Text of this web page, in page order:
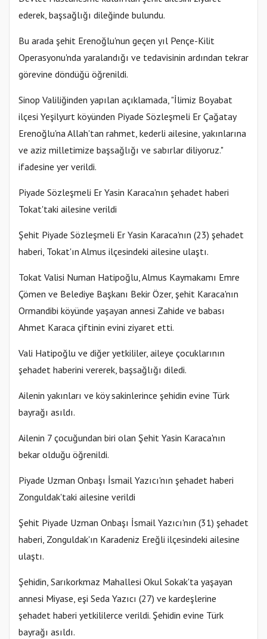
ederek, başsağlığı dileğinde bulundu.
Bu arada şehit Erenoğlu'nun geçen yıl Pençe-Kilit
Operasyonu'nda yaralandığı ve tedavisinin ardından tekrar
görevine döndüğü öğrenildi.
Sinop Valiliğinden yapılan açıklamada, "İlimiz Boyabat
ilçesi Yeşilyurt köyünden Piyade Sözleşmeli Er Çağatay
Erenoğlu'na Allah'tan rahmet, kederli ailesine, yakınlarına
ve aziz milletimize başsağlığı ve sabırlar diliyoruz."
ifadesine yer verildi.
Piyade Sözleşmeli Er Yasin Karaca'nın şehadet haberi
Tokat'taki ailesine verildi
Şehit Piyade Sözleşmeli Er Yasin Karaca'nın (23) şehadet
haberi, Tokat'ın Almus ilçesindeki ailesine ulaştı.
Tokat Valisi Numan Hatipoğlu, Almus Kaymakamı Emre
Çömen ve Belediye Başkanı Bekir Özer, şehit Karaca'nın
Ormandibi köyünde yaşayan annesi Zahide ve babası
Ahmet Karaca çiftinin evini ziyaret etti.
Vali Hatipoğlu ve diğer yetkililer, aileye çocuklarının
şehadet haberini vererek, başsağlığı diledi.
Ailenin yakınları ve köy sakinlerince şehidin evine Türk
bayrağı asıldı.
Ailenin 7 çocuğundan biri olan Şehit Yasin Karaca'nın
bekar olduğu öğrenildi.
Piyade Uzman Onbaşı İsmail Yazıcı'nın şehadet haberi
Zonguldak'taki ailesine verildi
Şehit Piyade Uzman Onbaşı İsmail Yazıcı'nın (31) şehadet
haberi, Zonguldak'ın Karadeniz Ereğli ilçesindeki ailesine
ulaştı.
Şehidin, Sarıkorkmaz Mahallesi Okul Sokak'ta yaşayan
annesi Miyase, eşi Seda Yazıcı (27) ve kardeşlerine
şehadet haberi yetkililerce verildi. Şehidin evine Türk
bayrağı asıldı.